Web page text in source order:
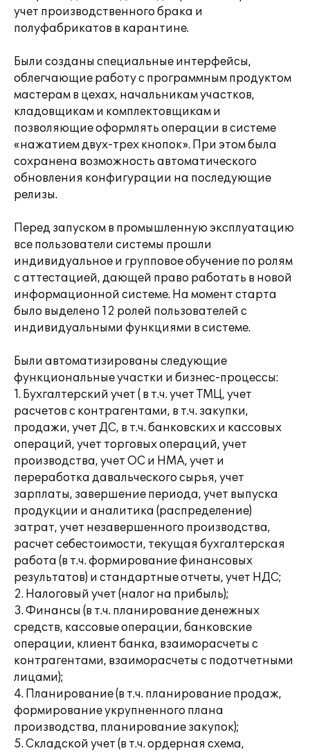
учет производственного брака и
полуфабрикатов в карантине.
Были созданы специальные интерфейсы,
облегчающие работу с программным продуктом
мастерам в цехах, начальникам участков,
кладовщикам и комплектовщикам и
позволяющие оформлять операции в системе
«нажатием двух-трех кнопок». При этом была
сохранена возможность автоматического
обновления конфигурации на последующие
релизы.
Перед запуском в промышленную эксплуатацию
все пользователи системы прошли
индивидуальное и групповое обучение по ролям
с аттестацией, дающей право работать в новой
информационной системе. На момент старта
было выделено 12 ролей пользователей с
индивидуальными функциями в системе.
Были автоматизированы следующие
функциональные участки и бизнес-процессы:
1. Бухгалтерский учет ( в т.ч. учет ТМЦ, учет
расчетов с контрагентами, в т.ч. закупки,
продажи, учет ДС, в т.ч. банковских и кассовых
операций, учет торговых операций, учет
производства, учет ОС и НМА, учет и
переработка давальческого сырья, учет
зарплаты, завершение периода, учет выпуска
продукции и аналитика (распределение)
затрат, учет незавершенного производства,
расчет себестоимости, текущая бухгалтерская
работа (в т.ч. формирование финансовых
результатов) и стандартные отчеты, учет НДС;
2. Налоговый учет (налог на прибыль);
3. Финансы (в т.ч. планирование денежных
средств, кассовые операции, банковские
операции, клиент банка, взаиморасчеты с
контрагентами, взаиморасчеты с подотчетными
лицами);
4. Планирование (в т.ч. планирование продаж,
формирование укрупненного плана
производства, планирование закупок);
5. Складской учет (в т.ч. ордерная схема,